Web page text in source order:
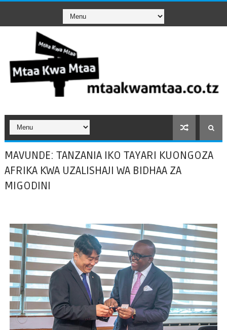
MAVUNDE: TANZANIA IKO TAYARI KUONGOZA
AFRIKA KWA UZALISHAJI WA BIDHAA ZA
MIGODINI